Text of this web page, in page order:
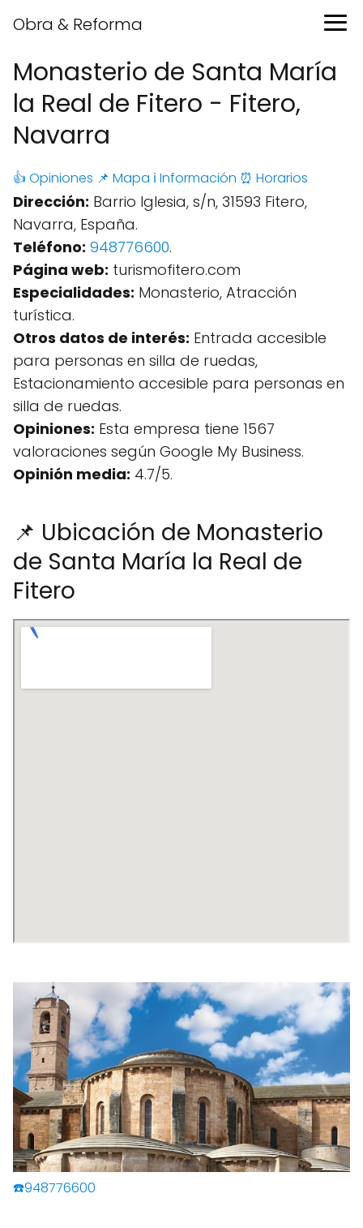
Obra & Reforma
Monasterio de Santa María
la Real de Fitero - Fitero,
Navarra
👍 Opiniones 📌 Mapa ℹ️ Información ⏰ Horarios
Dirección: Barrio Iglesia, s/n, 31593 Fitero,
Navarra, España.
Teléfono: 948776600.
Página web: turismofitero.com
Especialidades: Monasterio, Atracción
turística.
Otros datos de interés: Entrada accesible
para personas en silla de ruedas,
Estacionamiento accesible para personas en
silla de ruedas.
Opiniones: Esta empresa tiene 1567
valoraciones según Google My Business.
Opinión media: 4.7/5.
📌 Ubicación de Monasterio
de Santa María la Real de
Fitero
☎️948776600